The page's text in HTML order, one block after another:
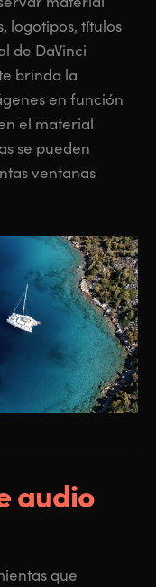
logotipos, títulos
de DaVinci
brinda la
en función
el material
se pueden
ventanas
audio
que